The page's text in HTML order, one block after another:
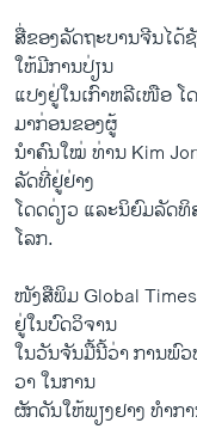
ພາສາຕ່າງໆ
ສື່ຂອງ​ລັດ​ຖະ​ບານຈີນໄດ້
ໃຫ້ມີ​ການ​ປ່ຽນ
ແປງຢູ່​ໃນ​ເກົາຫລີ​ເໜືອ ​ໂ
ມາ​ກ່ອນຂອງຜູ້
ນໍາຄົນ​ໃໝ່ ​ທ່ານ Kim
ລັດ​ທີ່ຢູ່ຢ່າງ​
ໂດດດ່ຽວ ​ແລະ​ນິຍົມ​ລັດ
ໂລກ.
ໜັງສືພິມ Global
ຢູ່ໃນບົດວິຈານ
ໃນ​ວັນ​ຈັນ​ມື້​ນີ້​ວ່າ ການ​ພົ
ວາ ​ໃນ​ການ​
ຜັກ​ດັນໃຫ້ພຽງ​ຢາງ ທໍາ​ກ